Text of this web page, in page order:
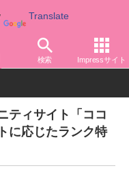
Translate
検索 Impressサイト
ティサイト「ココ
に応じたランク特